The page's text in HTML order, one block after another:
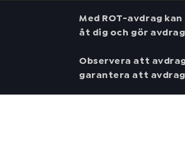
Med ROT-avdrag
åt dig och gör
Observera att
garantera att